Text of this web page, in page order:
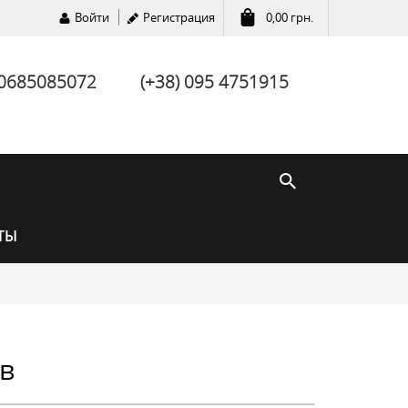
Войти Регистрация 0,00 грн.
(+38) 095 4751915